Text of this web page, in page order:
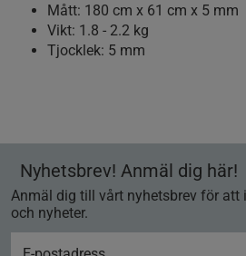
Mått: 180 cm x 61 cm x 5 mm
Vikt: 1.8 - 2.2 kg
Tjocklek: 5 mm
Nyhetsbrev! Anmäl dig här!
Anmäl dig till vårt nyhetsbrev för att
och nyheter.